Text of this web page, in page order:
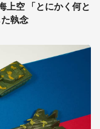
上空 「とにかく何と
執念